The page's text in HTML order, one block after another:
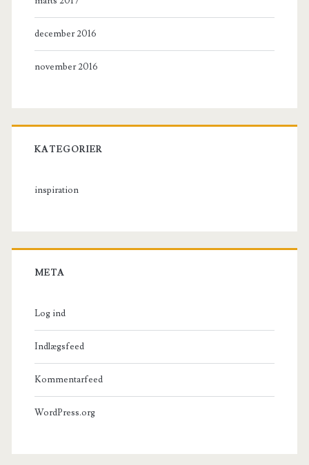
december 2016
november 2016
KATEGORIER
inspiration
META
Log ind
Indlægsfeed
Kommentarfeed
WordPress.org